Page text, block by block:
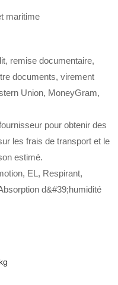
maritime
remise documentaire,
documents, virement
Union, MoneyGram,
pour obtenir des
les frais de transport et le
estimé.
EL, Respirant,
d&#39;humidité